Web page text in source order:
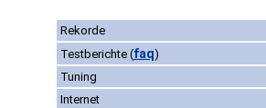
Rekorde
Testberichte (faq)
Tuning
Internet